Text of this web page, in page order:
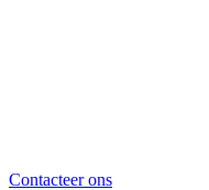
Contacteer ons